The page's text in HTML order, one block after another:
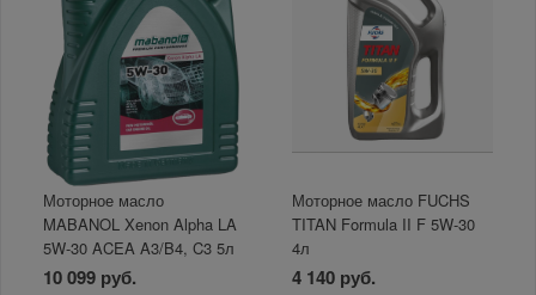
Моторное масло
MABANOL Xenon Alpha LA
5W-30 ACEA A3/B4, C3 5л
10 099 руб.
Моторное масло FUCHS
TITAN Formula II F 5W-30
4л
4 140 руб.